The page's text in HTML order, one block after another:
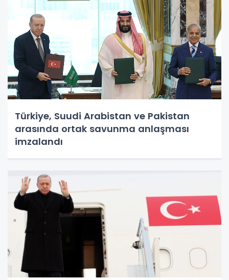
Türkiye, Suudi Arabistan ve Pakistan
arasında ortak savunma anlaşması
imzalandı